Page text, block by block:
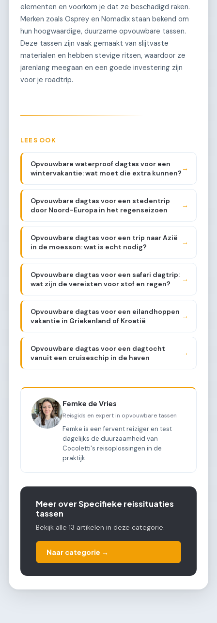
elementen en voorkom je dat ze beschadigd raken.
Merken zoals Osprey en Nomadix staan bekend om
hun hoogwaardige, duurzame opvouwbare tassen.
Deze tassen zijn vaak gemaakt van slijtvaste
materialen en hebben stevige ritsen, waardoor ze
jarenlang meegaan en een goede investering zijn
voor je roadtrip.
LEES OOK
Opvouwbare waterproof dagtas voor een
wintervakantie: wat moet die extra kunnen?
→
Opvouwbare dagtas voor een stedentrip
door Noord-Europa in het regenseizoen
→
Opvouwbare dagtas voor een trip naar Azië
in de moesson: wat is echt nodig?
→
Opvouwbare dagtas voor een safari dagtrip:
wat zijn de vereisten voor stof en regen?
→
Opvouwbare dagtas voor een eilandhoppen
vakantie in Griekenland of Kroatië
→
Opvouwbare dagtas voor een dagtocht
vanuit een cruiseschip in de haven
→
Femke de Vries
Reisgids en expert in opvouwbare tassen
Femke is een fervent reiziger en test
dagelijks de duurzaamheid van
Cocoletti's reisoplossingen in de
praktijk.
Meer over Specifieke reissituaties
tassen
Bekijk alle 13 artikelen in deze categorie.
Naar categorie →